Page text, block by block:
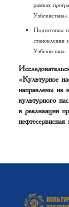
рамках
Узбекистана».
Подготовка
становлении
«Культурное
направлены на
культурного
в реализации